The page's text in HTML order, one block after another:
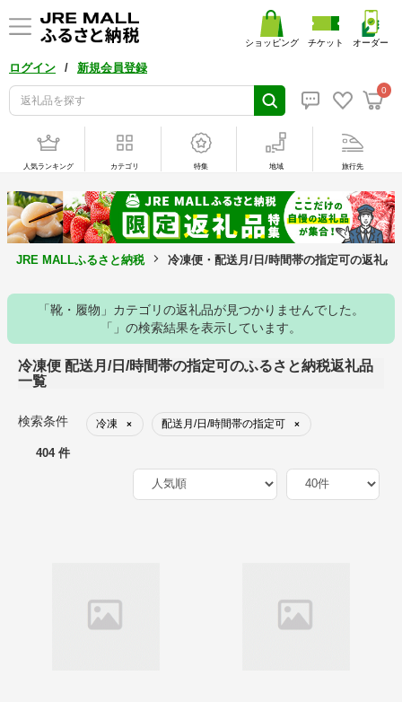
ログイン / 新規会員登録
0
ショッピング チケット オーダー
人気ランキング カテゴリ 特集 地域 旅行先
JRE MALLふるさと納税 冷凍便・配送月/日/時間帯の指定可の返礼品
「靴・履物」カテゴリの返礼品が見つかりませんでした。
「」の検索結果を表示しています。
冷凍便 配送月/日/時間帯の指定可のふるさと納税返礼品
一覧
検索条件 冷凍 × 配送月/日/時間帯の指定可 ×
404 件